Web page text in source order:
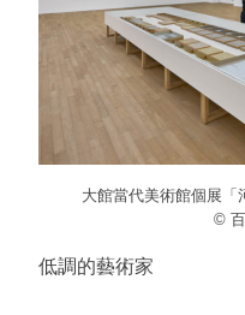
大館當代美術館個展「
©
低調的藝術家